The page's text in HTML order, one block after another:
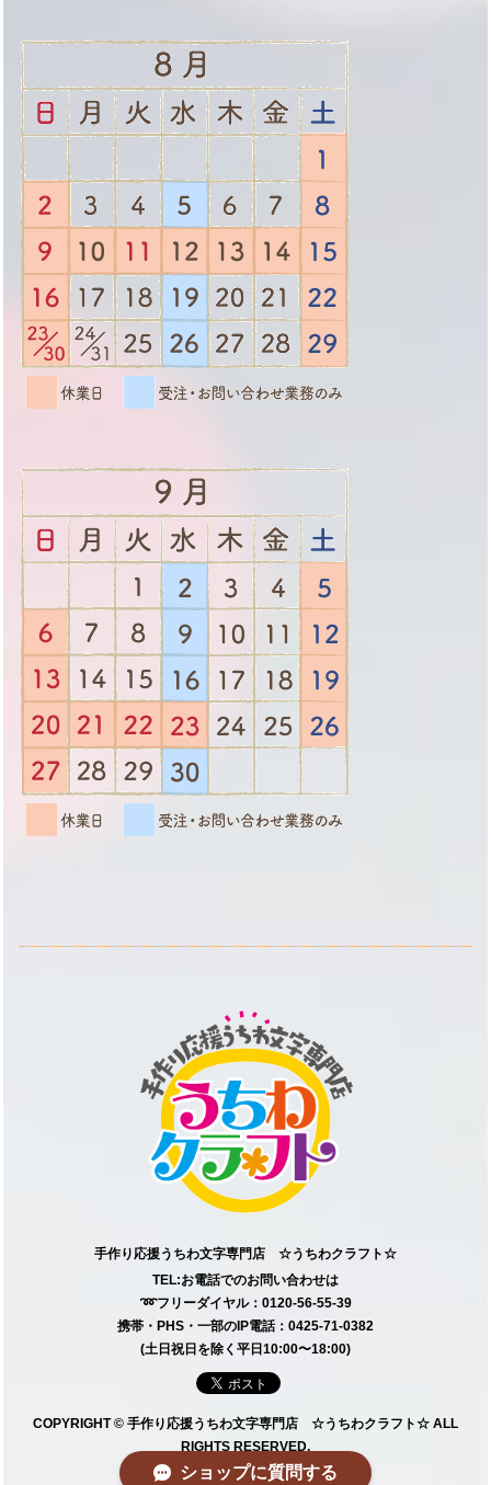
手作り応援うちわ文字専門店 ☆うちわクラフト☆
TEL:お電話でのお問い合わせは
➿フリーダイヤル：0120-56-55-39
携帯・PHS・一部のIP電話：0425-71-0382
(土日祝日を除く平日10:00〜18:00)
COPYRIGHT © 手作り応援うちわ文字専門店 ☆うちわクラフト☆ ALL
RIGHTS RESERVED.
ショップに質問する